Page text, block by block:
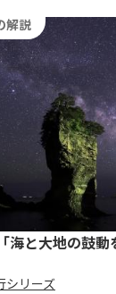
解説
海と大地の鼓動
シリーズ